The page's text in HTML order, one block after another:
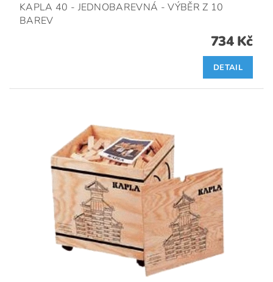
KAPLA 40 - JEDNOBAREVNÁ - VÝBĚR Z 10
BAREV
734 Kč
DETAIL